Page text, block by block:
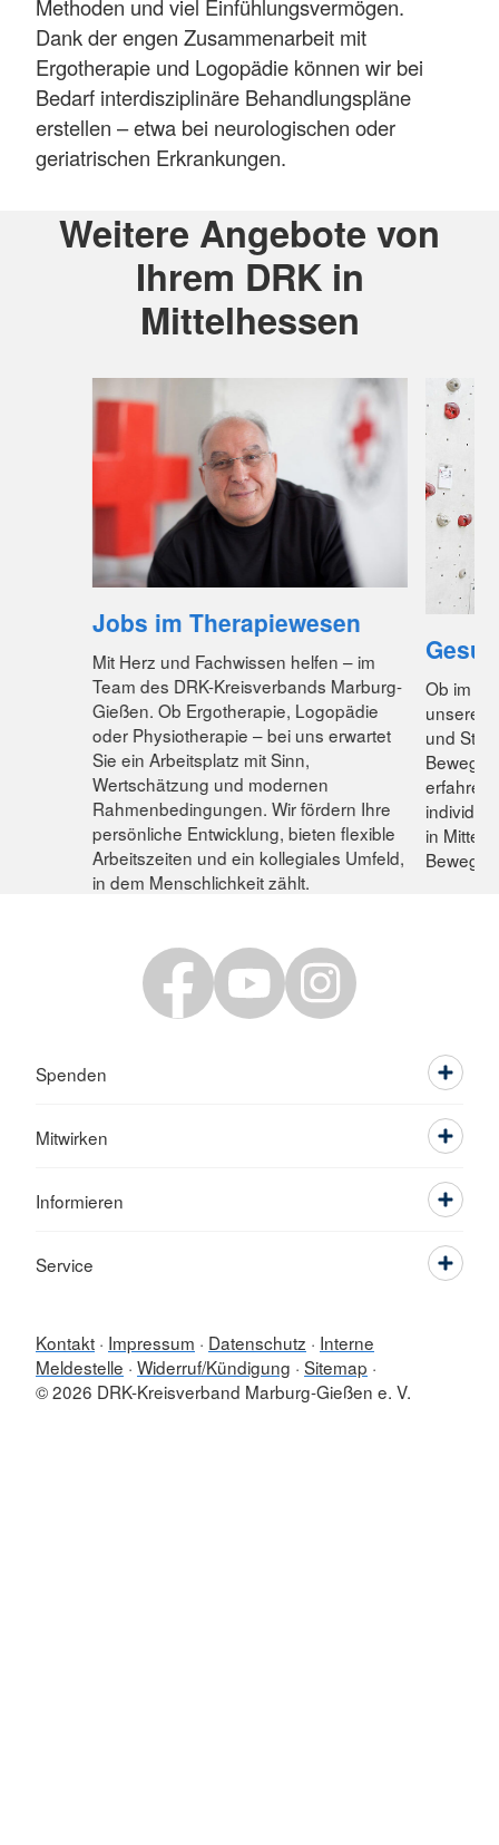
Methoden und viel Einfühlungsvermögen.
Dank der engen Zusammenarbeit mit
Ergotherapie und Logopädie können wir bei
Bedarf interdisziplinäre Behandlungspläne
erstellen – etwa bei neurologischen oder
geriatrischen Erkrankungen.
Weitere Angebote von
Ihrem DRK in
Mittelhessen
Jobs im Therapiewesen
Mit Herz und Fachwissen helfen – im
Team des DRK-Kreisverbands Marburg-
Gießen. Ob Ergotherapie, Logopädie
oder Physiotherapie – bei uns erwartet
Sie ein Arbeitsplatz mit Sinn,
Wertschätzung und modernen
Rahmenbedingungen. Wir fördern Ihre
persönliche Entwicklung, bieten flexible
Arbeitszeiten und ein kollegiales Umfeld,
in dem Menschlichkeit zählt.
Ob im
unsere
und
in
Spenden
Mitwirken
Informieren
Service
Kontakt Impressum Datenschutz
Interne
Meldestelle Widerruf/Kündigung Sitemap
© 2026 DRK-Kreisverband Marburg-Gießen e. V.